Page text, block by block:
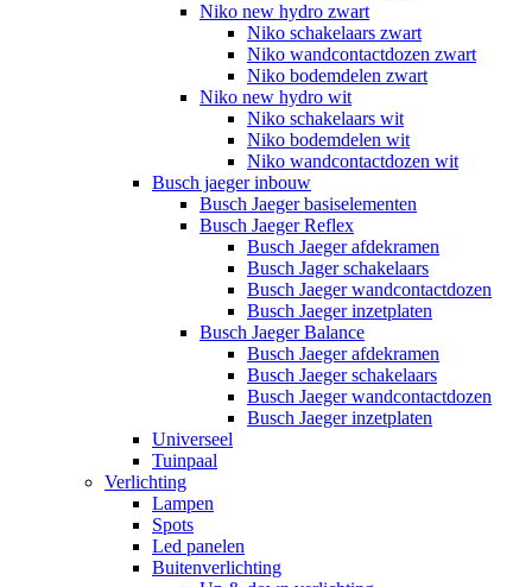
Niko new hydro zwart
Niko schakelaars zwart
Niko wandcontactdozen zwart
Niko bodemdelen zwart
Niko new hydro wit
Niko schakelaars wit
Niko bodemdelen wit
Niko wandcontactdozen wit
Busch jaeger inbouw
Busch Jaeger basiselementen
Busch Jaeger Reflex
Busch Jaeger afdekramen
Busch Jager schakelaars
Busch Jaeger wandcontactdozen
Busch Jaeger inzetplaten
Busch Jaeger Balance
Busch Jaeger afdekramen
Busch Jaeger schakelaars
Busch Jaeger wandcontactdozen
Busch Jaeger inzetplaten
Universeel
Tuinpaal
Verlichting
Lampen
Spots
Led panelen
Buitenverlichting